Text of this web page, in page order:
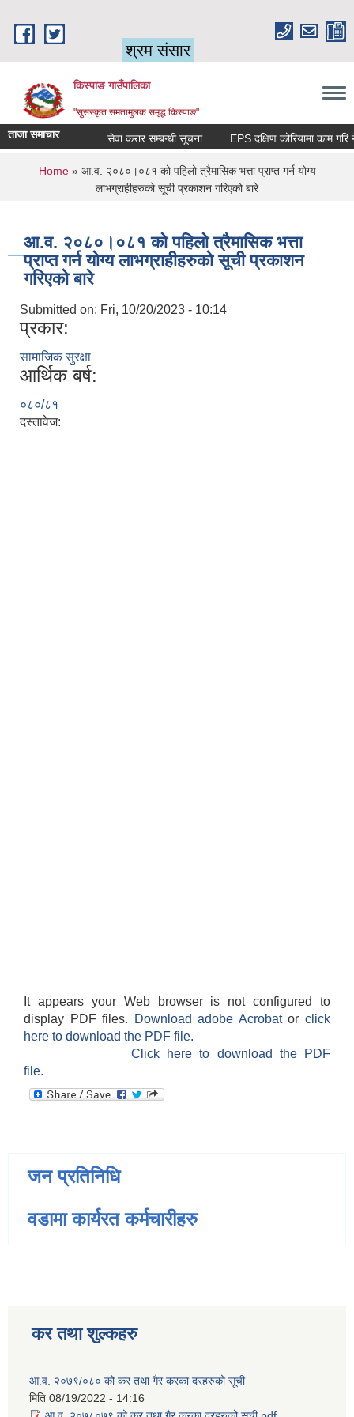
श्रम संसार
किस्पाङ गाउँपालिका
"सुसंस्कृत समतामुलक समृद्ध किस्पाङ"
ताजा समाचार सेवा करार सम्बन्धी सूचना
You are here
Home» आ.व. २०८०।०८१ को पहिलो त्रैमासिक भत्ता प्राप्त गर्न योग्य
लाभग्राहीहरुको सूची प्रकाशन गरिएको बारे
आ.व. २०८०।०८१ को पहिलो त्रैमासिक भत्ता
प्राप्त गर्न योग्य लाभग्राहीहरुको सूची प्रकाशन
गरिएको बारे
Submitted on: Fri, 10/20/2023 - 10:14
प्रकार:
सामाजिक सुरक्षा
आर्थिक बर्ष:
०८०/८१
दस्तावेज:
It appears your Web browser is not configured to
display PDF files.
Download adobe Acrobatorclick
here to download the PDF file.
Click here to download the PDF
file.
जन प्रतिनिधि
वडामा कार्यरत कर्मचारीहरु
कर तथा शुल्कहरु
आ.व. २०७९/०८० को कर तथा गैर करका दरहरुको सूची
मिति 08/19/2022 - 14:16